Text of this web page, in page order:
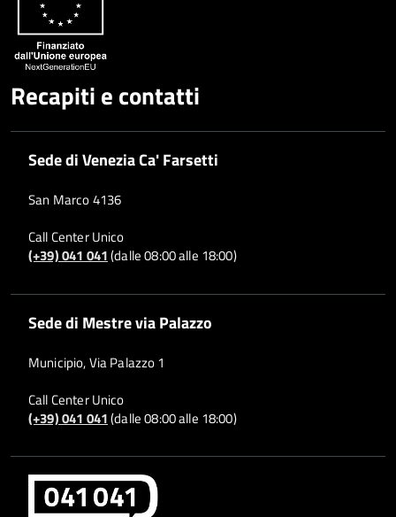
Recapiti e contatti
Sede di Venezia Ca' Farsetti
San Marco 4136
Call Center Unico
(+39) 041 041(dalle 08:00 alle 18:00)
Sede di Mestre via Palazzo
Municipio, Via Palazzo 1
Call Center Unico
(+39) 041 041(dalle 08:00 alle 18:00)